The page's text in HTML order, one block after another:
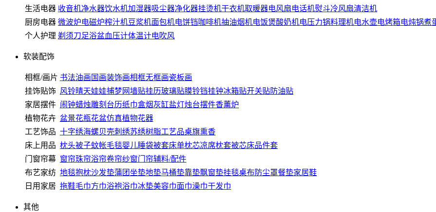
生活电器 收音机净水器饮水机加湿器吸尘器净化器挂烫机干衣机取暖器电风扇电话机熨斗冷风扇清洁机
厨房电器 微波炉电磁炉榨汁机豆浆机面包机电饼铛咖啡机抽油烟机电饭煲酸奶机电压力锅料理机电水壶电烤箱电炖锅煮
个人护理 剃须刀足浴盆血压计体温计电吹风
软装配饰
相框/画片 书法油画 国画装饰画相框无框画瓷板画
挂饰贴饰 风铃晴天娃娃捕梦网墙贴挂历玻璃贴膜铃铛挂钟冰箱贴开关贴防油贴
家居摆件 闹钟蜡烛雕刻 台历纸巾盒烟灰缸盐灯烛台摆件香薰炉
植物花卉 盆景花瓶花盆仿真植物花器
工艺饰品 十字绣海螺贝壳刺绣苏绣树脂工艺品桌旗熏香
床上用品 枕头被子蚊帐毛毯婴儿睡袋被套床单枕芯凉席枕套被芯床品件套
门窗帘幕 窗帘珠帘浴帘卷帘纱窗门帘辅料/配件
布艺家纺 地毯抱枕沙发垫蒲团坐垫地垫马桶垫靠垫飘窗垫挂毯桌布 防尘罩餐垫家居鞋
日用家居 拖鞋毛巾方巾浴袍浴巾冰垫美容巾面巾澡巾干发巾
其他